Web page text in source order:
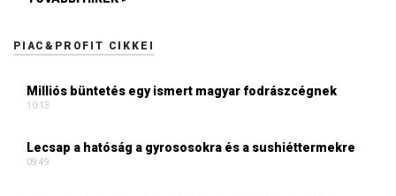
PIAC&PROFIT CIKKEI
Milliós büntetés egy ismert magyar fodrászcégnek
10:13
Lecsap a hatóság a gyrososokra és a sushiéttermekre
09:49